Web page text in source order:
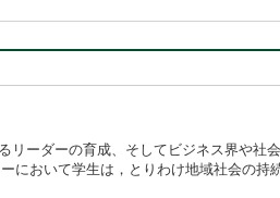
リーダーの育成、そしてビジネス界や社
において学生は，とりわけ地域社会の持